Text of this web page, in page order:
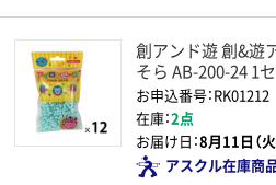
創アンド遊 創&遊
そら AB-200-24 1
お申込番号：RK01212
在庫：2点
お届け日：8月11日（火
アスクル在庫商